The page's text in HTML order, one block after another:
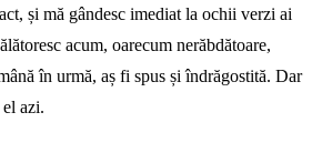
și mă gândesc imediat la ochii verzi ai
acum, oarecum nerăbdătoare,
în urmă, aș fi spus și îndrăgostită. Dar
azi.